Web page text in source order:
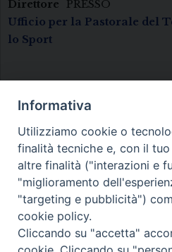
Direttore
PRESSO
Ufficio per la Pastorale del
lo Sport
Diocesi di Melfi
• Largo Duomo, 12 - 85025
Informativa
Utilizziamo cookie o
finalità tecniche e, con il
altre finalità ("interazioni e
"miglioramento
"targeting e pubblicità")
cookie policy.
Cliccando su "accetta"